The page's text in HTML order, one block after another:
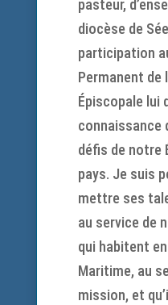
pasteur,
diocèse de
participation
Permanent de
Épiscopale lui
connaissance
défis de notre
pays. Je suis
mettre ses
au service de
qui habitent
Maritime, au
mission, et